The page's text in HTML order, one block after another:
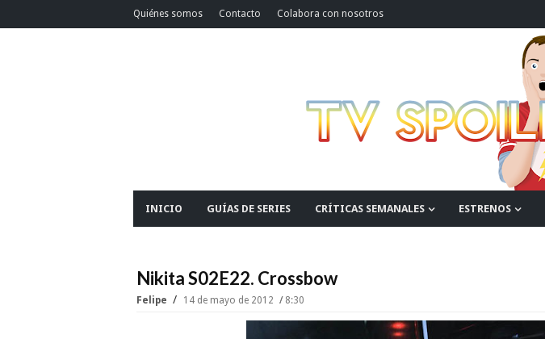
Quiénes somos Contacto Colabora con nosotros
INICIO GUÍAS DE SERIES CRÍTICAS SEMANALES ESTRENOS
Nikita S02E22. Crossbow
Felipe 14 de mayo de 2012 8:30